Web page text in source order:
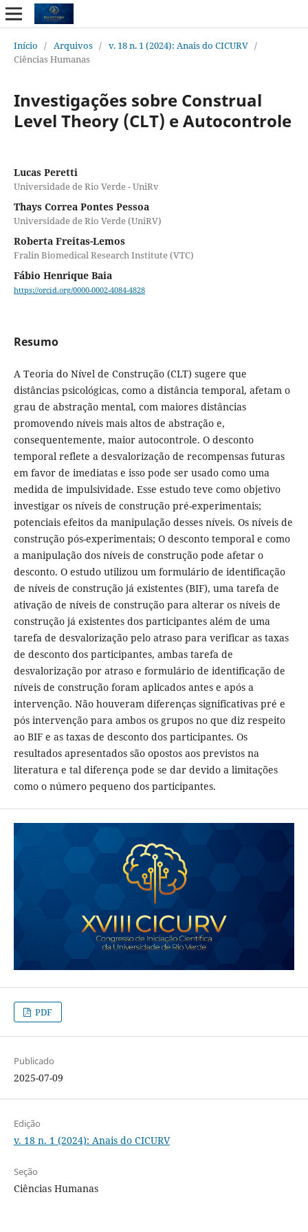
Início / Arquivos / v. 18 n. 1 (2024): Anais do CICURV /
Ciências Humanas
Investigações sobre Construal
Level Theory (CLT) e Autocontrole
Lucas Peretti
Universidade de Rio Verde - UniRv
Thays Correa Pontes Pessoa
Universidade de Rio Verde (UniRV)
Roberta Freitas-Lemos
Fralin Biomedical Research Institute (VTC)
Fábio Henrique Baia
https://orcid.org/0000-0002-4084-4828
Resumo
A Teoria do Nível de Construção (CLT) sugere que
distâncias psicológicas, como a distância temporal, afetam o
grau de abstração mental, com maiores distâncias
promovendo níveis mais altos de abstração e,
consequentemente, maior autocontrole. O desconto
temporal reflete a desvalorização de recompensas futuras
em favor de imediatas e isso pode ser usado como uma
medida de impulsividade. Esse estudo teve como objetivo
investigar os níveis de construção pré-experimentais;
potenciais efeitos da manipulação desses níveis. Os níveis de
construção pós-experimentais; O desconto temporal e como
a manipulação dos níveis de construção pode afetar o
desconto. O estudo utilizou um formulário de identificação
de níveis de construção já existentes (BIF), uma tarefa de
ativação de níveis de construção para alterar os níveis de
construção já existentes dos participantes além de uma
tarefa de desvalorização pelo atraso para verificar as taxas
de desconto dos participantes, ambas tarefa de
desvalorização por atraso e formulário de identificação de
níveis de construção foram aplicados antes e após a
intervenção. Não houveram diferenças significativas pré e
pós intervenção para ambos os grupos no que diz respeito
ao BIF e as taxas de desconto dos participantes. Os
resultados apresentados são opostos aos previstos na
literatura e tal diferença pode se dar devido a limitações
como o número pequeno dos participantes.
PDF
Publicado
2025-07-09
Edição
v. 18 n. 1 (2024): Anais do CICURV
Seção
Ciências Humanas